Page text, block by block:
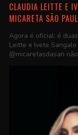
CLAUDIA LEITTE E
MICARETA SÃO
Agora é oficial: é
Leitte e Ivete
@micaretasdasan